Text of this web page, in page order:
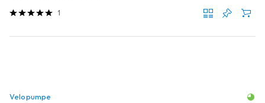
1
Velopumpe